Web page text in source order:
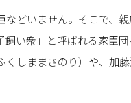
どいません。そこで、
い衆」と呼ばれる家臣
しままさのり）や、加